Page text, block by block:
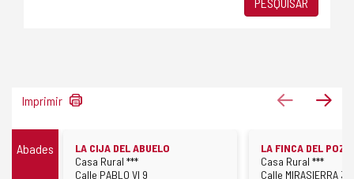
PESQUISAR
Imprimir antigo
Abades
rurais
LA CIJA DEL ABUELO
Cara
Casa Rural ***
Rua
Calle PABLO VI 9
LA FINCA DEL POZO
Cara
Casa Rural ***
Rua
Calle MIRASIERRA 3